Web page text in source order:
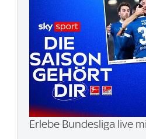
Erlebe Bundesliga live